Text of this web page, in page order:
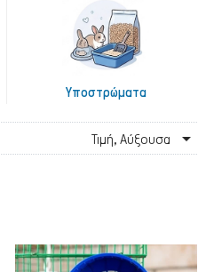
Υποστρώματα
Τιμή, Αύξουσα 